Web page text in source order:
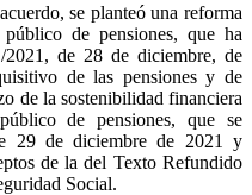
se planteó una reforma
de pensiones, que ha
de 28 de diciembre, de
de las pensiones y de
de la sostenibilidad financiera
de pensiones, que se
29 de diciembre de 2021 y
de la del Texto Refundido
Social.